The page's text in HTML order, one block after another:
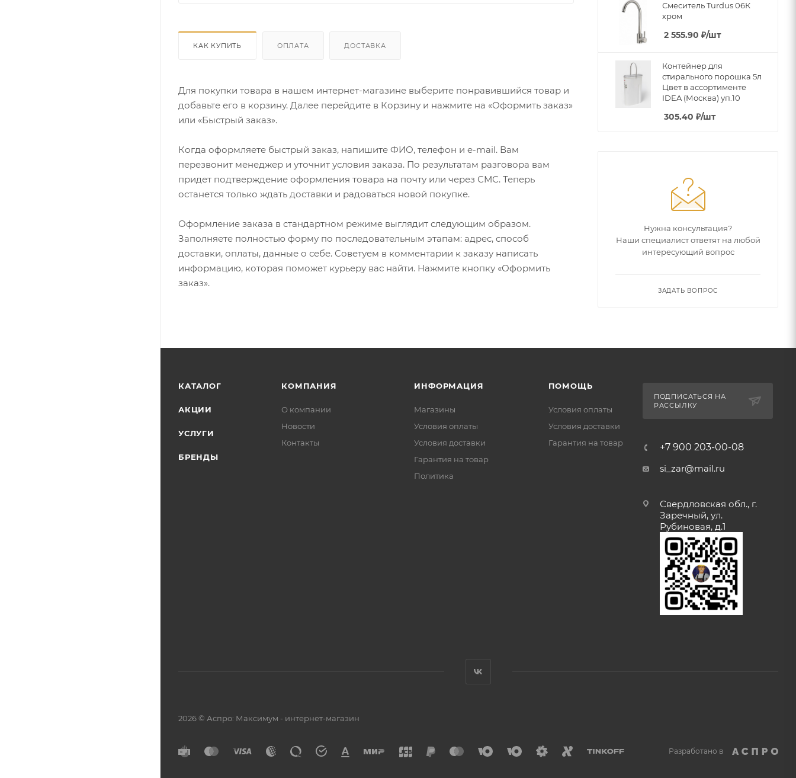
КАК КУПИТЬ ОПЛАТА ДОСТАВКА
Для покупки товара в нашем интернет-магазине выберите понравившийся товар и
добавьте его в корзину. Далее перейдите в Корзину и нажмите на «Оформить заказ»
или «Быстрый заказ».
Когда оформляете быстрый заказ, напишите ФИО, телефон и e-mail. Вам
перезвонит менеджер и уточнит условия заказа. По результатам разговора вам
придет подтверждение оформления товара на почту или через СМС. Теперь
останется только ждать доставки и радоваться новой покупке.
Оформление заказа в стандартном режиме выглядит следующим образом.
Заполняете полностью форму по последовательным этапам: адрес, способ
доставки, оплаты, данные о себе. Советуем в комментарии к заказу написать
информацию, которая поможет курьеру вас найти. Нажмите кнопку «Оформить
заказ».
Смеситель Turdus 06К
хром
2 555.90 ₽/шт
Контейнер для
стирального порошка 5л
Цвет в ассортименте
IDEA (Москва) уп.10
305.40 ₽/шт
Нужна консультация?
Наши специалист ответят на любой
интересующий вопрос
ЗАДАТЬ ВОПРОС
КАТАЛОГ
АКЦИИ
УСЛУГИ
БРЕНДЫ
КОМПАНИЯ
О компании
Новости
Контакты
ИНФОРМАЦИЯ
Магазины
Условия оплаты
Условия доставки
Гарантия на товар
Политика
ПОМОЩЬ
Условия оплаты
Условия доставки
Гарантия на товар
ПОДПИСАТЬСЯ НА
РАССЫЛКУ
+7 900 203-00-08
si_zar@mail.ru
Свердловская обл., г.
Заречный, ул.
Рубиновая, д.1
2026 © Аспро: Максимум - интернет-магазин
Разработано в